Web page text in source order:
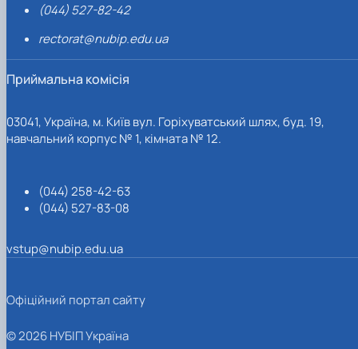
(044) 527-82-42
rectorat@nubip.edu.ua
Приймальна комісія
03041, Україна, м. Київ вул. Горіхуватський шлях, буд. 19,
навчальний корпус № 1, кімната № 12.
(044) 258-42-63
(044) 527-83-08
vstup@nubip.edu.ua
Офіційний портал сайту
© 2026 НУБІП Україна